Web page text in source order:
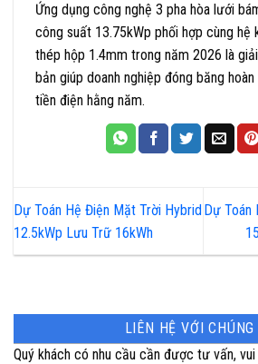
Ứng dụng công nghệ 3 pha hòa lưới
công suất 13.75kWp phối hợp cùng hệ
thép hộp 1.4mm trong năm 2026 là
bản giúp doanh nghiệp đóng băng
tiền điện hằng năm.
Dự Toán Hệ Điện Mặt Trời Hybrid
12.5kWp Lưu Trữ 16kWh
Dự Toán
LIÊN HỆ VỚI CHÚNG
Quý khách có nhu cầu cần được tư vấn,